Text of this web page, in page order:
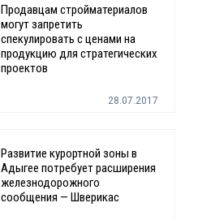
Продавцам стройматериалов
могут запретить
спекулировать с ценами на
продукцию для стратегических
проектов
28.07.2017
Развитие курортной зоны в
Адыгее потребует расширения
железнодорожного
сообщения — Шверикас